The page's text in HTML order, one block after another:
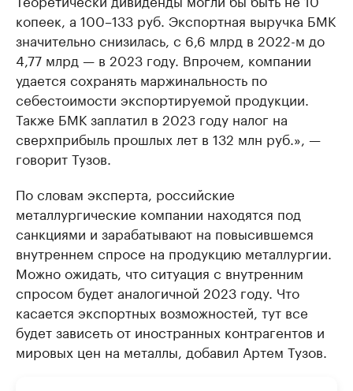
копеек, а 100–133 руб. Экспортная выручка БМК
значительно снизилась, с 6,6 млрд в 2022-м до
4,77 млрд — в 2023 году. Впрочем, компании
удается сохранять маржинальность по
себестоимости экспортируемой продукции.
Также БМК заплатил в 2023 году налог на
сверхприбыль прошлых лет в 132 млн руб.», —
говорит Тузов.
По словам эксперта, российские
металлургические компании находятся под
санкциями и зарабатывают на повысившемся
внутреннем спросе на продукцию металлургии.
Можно ожидать, что ситуация с внутренним
спросом будет аналогичной 2023 году. Что
касается экспортных возможностей, тут все
будет зависеть от иностранных контрагентов и
мировых цен на металлы, добавил Артем Тузов.